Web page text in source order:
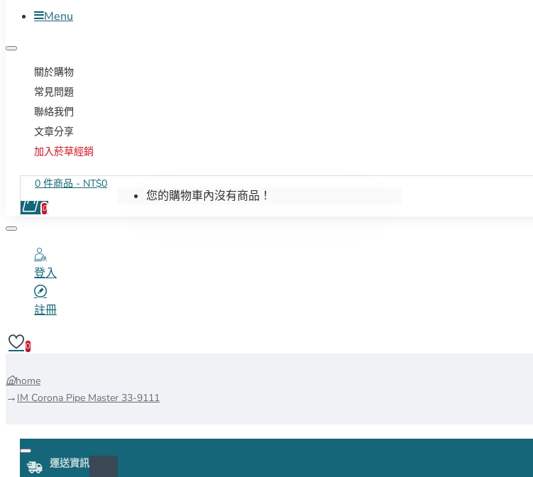
Menu
關於購物
常見問題
聯絡我們
文章分享
加入菸草經銷
0 件商品 - NT$0
0
您的購物車內沒有商品！
登入
註冊
0
home
IM Corona Pipe Master 33-9111
運送資訊